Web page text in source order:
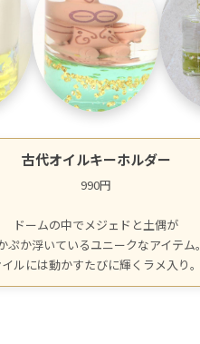
古代オイルキーホルダー
990円
ドームの中でメジェドと土偶が
ぷか浮いているユニークなアイテム。
ルには動かすたびに輝くラメ入り。